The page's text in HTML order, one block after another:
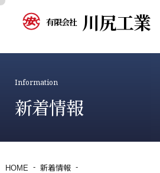
有限会社 川尻工業
Information
新着情報
HOME
新着情報